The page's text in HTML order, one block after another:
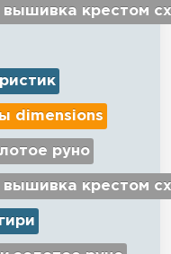
вышивка крестом
dimensions
руно
вышивка крестом